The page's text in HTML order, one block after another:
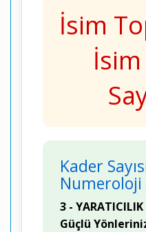
İsim
Kader
Numeroloji
3 - YARATICILIK
Güçlü